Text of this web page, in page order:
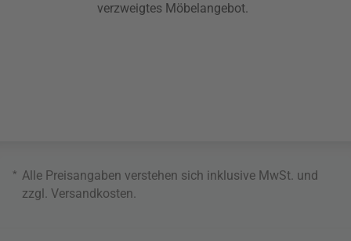
verzweigtes Möbelangebot.
* Alle Preisangaben verstehen sich inklusive MwSt. und
zzgl. Versandkosten